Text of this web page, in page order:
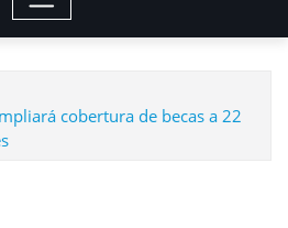
cobertura de becas a 22